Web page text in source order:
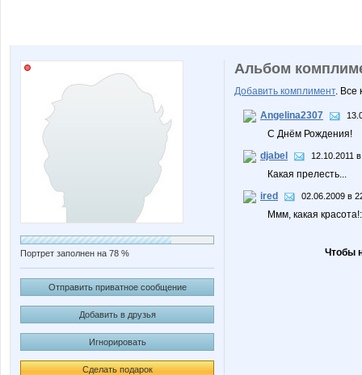
Портрет заполнен на 78 %
Отправить приватное сообщение
Добавить в друзья
Игнорировать
Сделать подарок
Альбом
Добавить комплимент. Все
Angelina2307
С Днём Рождения!
djabel
12.10.2011
Какая прелесть...
ired
02.06.2009 в
Ммм, какая
Чтобы